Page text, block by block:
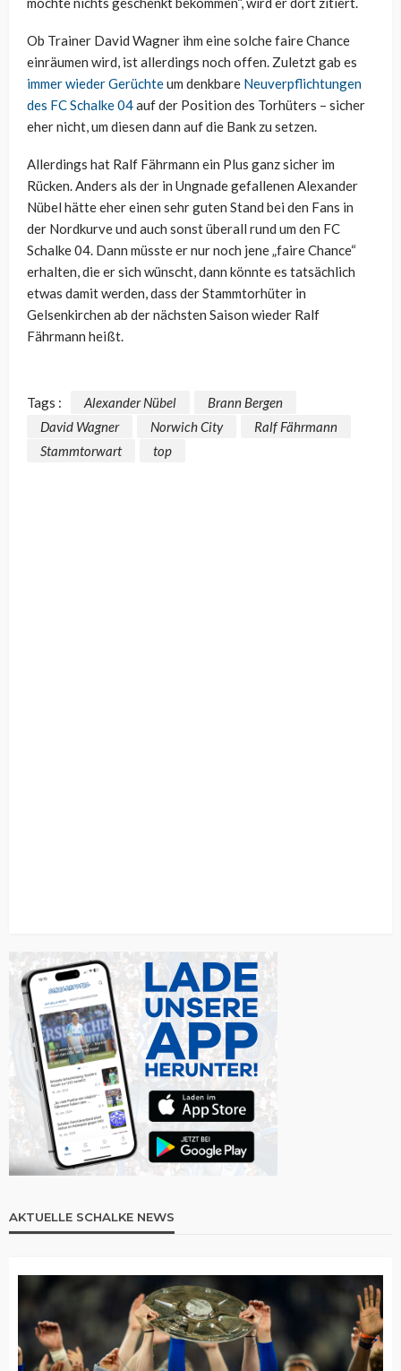
Ob Trainer David Wagner ihm eine solche faire Chance
einräumen wird, ist allerdings noch offen. Zuletzt gab es
immer wieder Gerüchteum denkbare Neuverpflichtungen
des FC Schalke 04auf der Position des Torhüters – sicher
eher nicht, um diesen dann auf die Bank zu setzen.
Allerdings hat Ralf Fährmann ein Plus ganz sicher im
Rücken. Anders als der in Ungnade gefallenen Alexander
Nübel hätte eher einen sehr guten Stand bei den Fans in
der Nordkurve und auch sonst überall rund um den FC
Schalke 04. Dann müsste er nur noch jene „faire Chance“
erhalten, die er sich wünscht, dann könnte es tatsächlich
etwas damit werden, dass der Stammtorhüter in
Gelsenkirchen ab der nächsten Saison wieder Ralf
Fährmann heißt.
Tags : Alexander Nübel
Brann Bergen
David Wagner
Norwich City
Ralf Fährmann
Stammtorwart
top
AKTUELLE SCHALKE NEWS